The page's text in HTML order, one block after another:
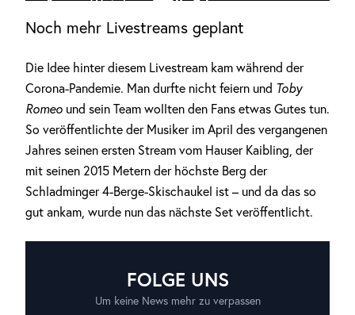
Noch mehr Livestreams geplant
Die Idee hinter diesem Livestream kam während der
Corona-Pandemie. Man durfte nicht feiern und Toby
Romeo und sein Team wollten den Fans etwas Gutes tun.
So veröffentlichte der Musiker im April des vergangenen
Jahres seinen ersten Stream vom Hauser Kaibling, der
mit seinen 2015 Metern der höchste Berg der
Schladminger 4-Berge-Skischaukel ist – und da das so
gut ankam, wurde nun das nächste Set veröffentlicht.
FOLGE UNS
Um keine News mehr zu verpassen